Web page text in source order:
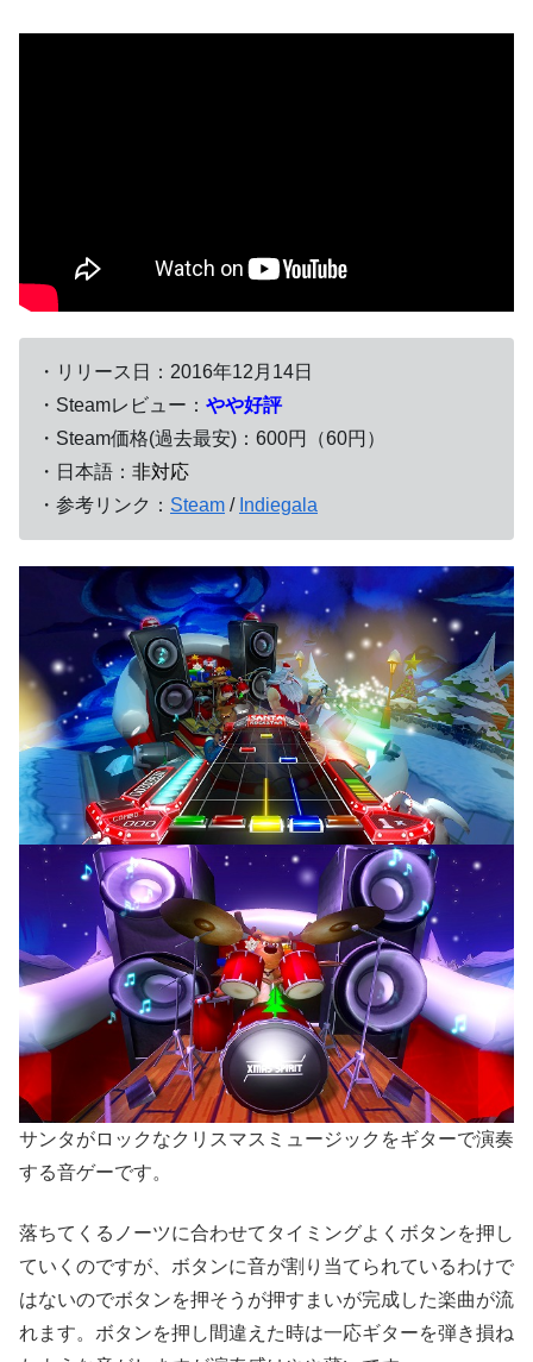
・リリース日：2016年12月14日
・Steamレビュー： やや好評
・Steam価格(過去最安)：600円（60円）
・日本語： 非対応
・参考リンク： Steam / Indiegala
サンタがロックなクリスマスミュージックをギターで演奏
する音ゲーです。
落ちてくるノーツに合わせてタイミングよくボタンを押し
ていくのですが、ボタンに音が割り当てられているわけで
はないのでボタンを押そうが押すまいが完成した楽曲が流
れます。ボタンを押し間違えた時は一応ギターを弾き損ね